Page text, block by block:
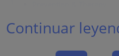
Continuar